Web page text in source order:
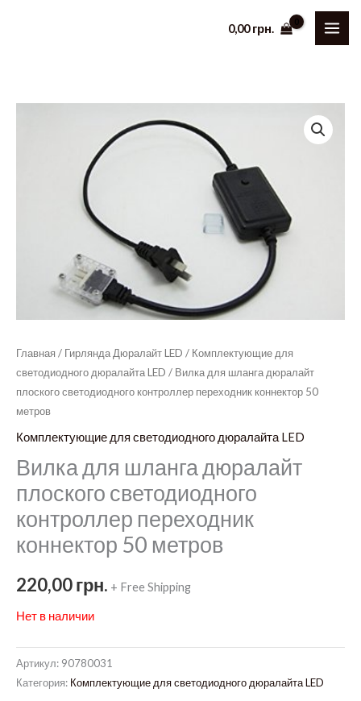
0,00грн.
Главная / Гирлянда Дюралайт LED / Комплектующие для
светодиодного дюралайта LED / Вилка для шланга дюралайт
плоского светодиодного контроллер переходник коннектор 50
метров
Комплектующие для светодиодного дюралайта LED
Вилка для шланга дюралайт
плоского светодиодного
контроллер переходник
коннектор 50 метров
220,00грн. + Free Shipping
Нет в наличии
Артикул: 90780031
Категория: Комплектующие для светодиодного дюралайта LED